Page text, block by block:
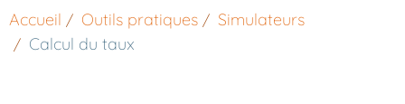
Accueil Outils pratiques
Simulateurs
Calcul du taux